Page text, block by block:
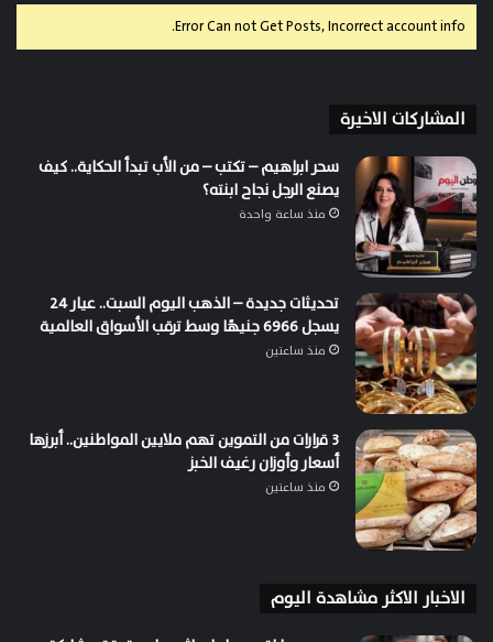
Error Can not Get Posts, Incorrect account info.
المشاركات الاخيرة
سحر ابراهيم – تكتب – من الأب تبدأ الحكاية.. كيف
يصنع الرجل نجاح ابنته؟
منذ ساعة واحدة
تحديثات جديدة – الذهب اليوم السبت.. عيار 24
يسجل 6966 جنيهًا وسط ترقب الأسواق العالمية
منذ ساعتين
3 قرارات من التموين تهم ملايين المواطنين.. أبرزها
أسعار وأوزان رغيف الخبز
منذ ساعتين
الاخبار الاكثر مشاهدة اليوم